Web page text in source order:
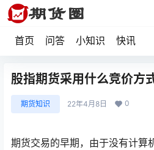
首页 问答 小知识 快讯
股指期货采用什么竞价方
期货知识 22年4月8日 0
期货交易的早期，由于没有计算